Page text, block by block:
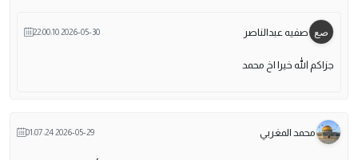
صفيه عبدالناصر 2026-05-30 22:00:10
جزاكم الله خيرا اخ محمد
محمد المغربي 2026-05-29 01:07:24